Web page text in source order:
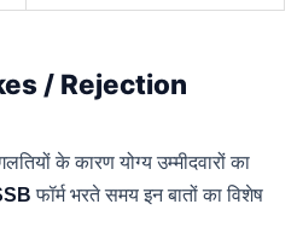
/ Rejection
के कारण योग्य उम्मीदवारों का
फॉर्म भरते समय इन बातों का विशेष